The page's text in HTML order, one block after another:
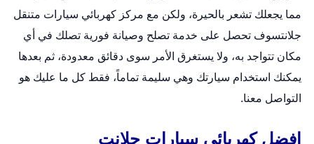
مما يجعلك تشعر بالحيرة، ولكن مع مركز كهربائي سيارات متنقل
جلانتسوف تحصل على خدمة تصلح وصيانة فورية تصلك في أي
مكان تتواجد به، ولا يستغرق الأمر سوى دقائق معدودة، ثم بعدها
يمكنك استخدام سيارتك وهي سليمة تماماً، فقط كل ما عليك هو
التواصل معنا.
افضل كهربائي سيارات جلانت